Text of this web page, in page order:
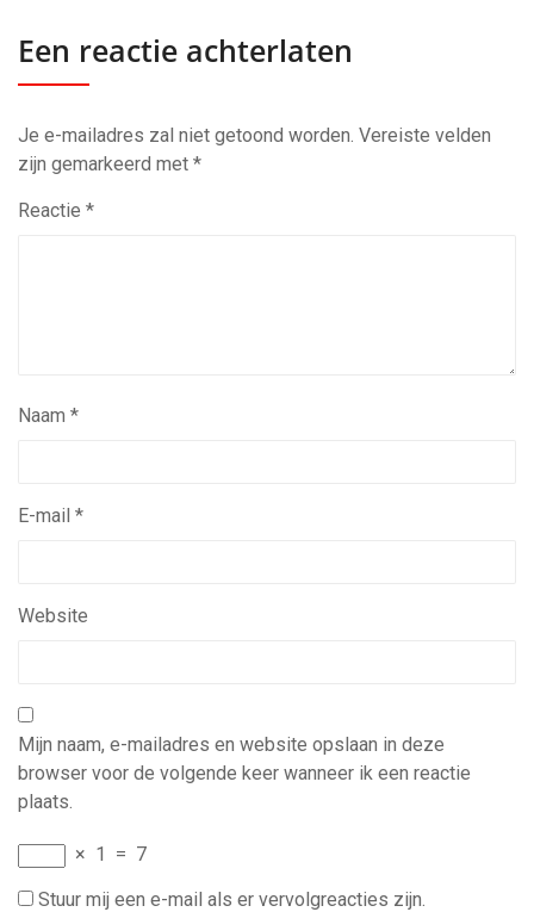
Een reactie achterlaten
Je e-mailadres zal niet getoond worden. Vereiste velden
zijn gemarkeerd met *
Reactie *
Naam *
E-mail *
Website
Mijn naam, e-mailadres en website opslaan in deze
browser voor de volgende keer wanneer ik een reactie
plaats.
× 1 = 7
Stuur mij een e-mail als er vervolgreacties zijn.